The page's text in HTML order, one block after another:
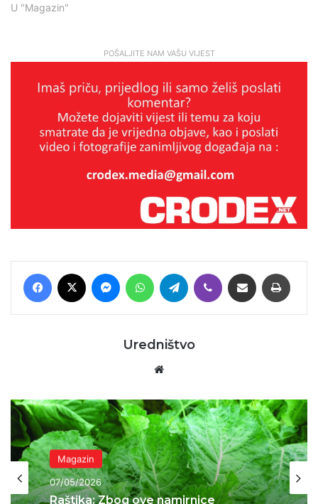
U "Magazin"
POŠALJITE NAM VAŠU VIJEST
Facebook MessengerWhatsAppTelegram Viber Podijeli putem E-maila
Uredništvo
Magazin
05/05/2026